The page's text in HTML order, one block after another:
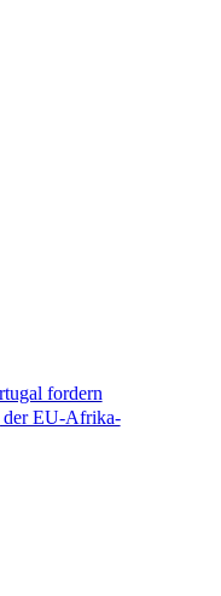
fordern
der EU-Afrika-